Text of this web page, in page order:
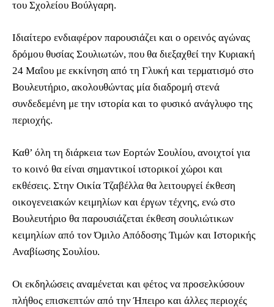
του Σχολείου Βούλγαρη.
Ιδιαίτερο ενδιαφέρον παρουσιάζει και ο ορεινός αγώνας
δρόμου θυσίας Σουλιωτών, που θα διεξαχθεί την Κυριακή
24 Μαΐου με εκκίνηση από τη Γλυκή και τερματισμό στο
Βουλευτήριο, ακολουθώντας μία διαδρομή στενά
συνδεδεμένη με την ιστορία και το φυσικό ανάγλυφο της
περιοχής.
Καθ’ όλη τη διάρκεια των Εορτών Σουλίου, ανοιχτοί για
το κοινό θα είναι σημαντικοί ιστορικοί χώροι και
εκθέσεις. Στην Οικία Τζαβέλλα θα λειτουργεί έκθεση
οικογενειακών κειμηλίων και έργων τέχνης, ενώ στο
Βουλευτήριο θα παρουσιάζεται έκθεση σουλιώτικων
κειμηλίων από τον Όμιλο Απόδοσης Τιμών και Ιστορικής
Αναβίωσης Σουλίου.
Οι εκδηλώσεις αναμένεται και φέτος να προσελκύσουν
πλήθος επισκεπτών από την Ήπειρο και άλλες περιοχές